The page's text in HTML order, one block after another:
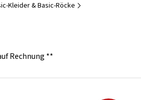
Kleider & Basic-Röcke
Rechnung **